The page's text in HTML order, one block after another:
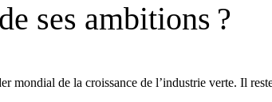
ses ambitions ?
mondial de la croissance de l’industrie verte. Il